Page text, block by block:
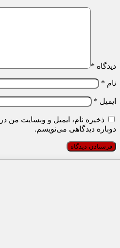
دیدگاه *
نام *
ایمیل *
ذخیره نام، ایمیل و وبسایت من
دوباره دیدگاهی می‌نویسم.